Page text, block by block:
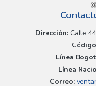
Dirección:Calle 44
Línea
Línea
Correo: